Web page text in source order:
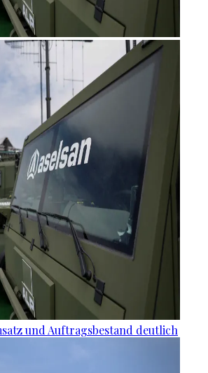
und Auftragsbestand deutlich